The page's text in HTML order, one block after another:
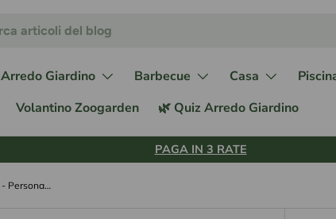
Arredo Giardino Barbecue Casa
Volantino Zoogarden 🌿 Quiz Arredo Giardino
PAGA IN 3 RATE
Holiday Shoppers (cod. 92683) - Personaggi Lemax